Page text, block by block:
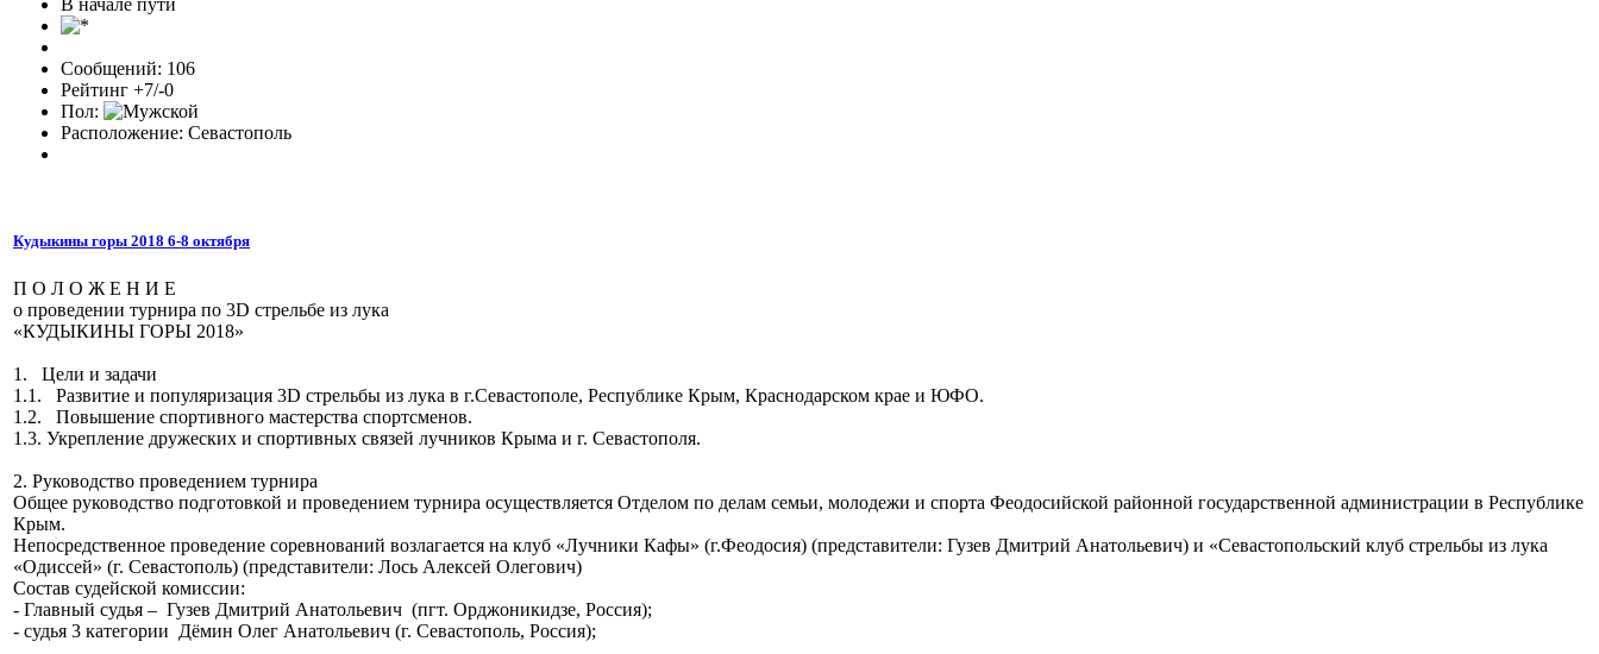
В начале пути
Сообщений: 106
Рейтинг +7/-0
Пол:
Расположение: Севастополь
Кудыкины горы 2018 6-8 октября
П О Л О Ж Е Н И Е
о проведении турнира по 3D стрельбе из лука
«КУДЫКИНЫ ГОРЫ 2018»
1. Цели и задачи
1.1. Развитие и популяризация 3D стрельбы из лука в г.Севастополе, Республике Крым, Краснодарском крае и ЮФО.
1.2. Повышение спортивного мастерства спортсменов.
1.3. Укрепление дружеских и спортивных связей лучников Крыма и г. Севастополя.
2. Руководство проведением турнира
Общее руководство подготовкой и проведением турнира осуществляется Отделом по делам семьи, молодежи и спорта Феодосийской районной государственной администрации в Республике
Крым.
Непосредственное проведение соревнований возлагается на клуб «Лучники Кафы» (г.Феодосия) (представители: Гузев Дмитрий Анатольевич) и «Севастопольский клуб стрельбы из лука
«Одиссей» (г. Севастополь) (представители: Лось Алексей Олегович)
Состав судейской комиссии:
- Главный судья – Гузев Дмитрий Анатольевич (пгт. Орджоникидзе, Россия);
- судья 3 категории Дёмин Олег Анатольевич (г. Севастополь, Россия);